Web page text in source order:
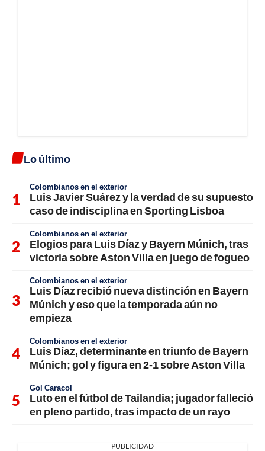
Lo último
Colombianos en el exterior
Luis Javier Suárez y la verdad de su supuesto
caso de indisciplina en Sporting Lisboa
Colombianos en el exterior
Elogios para Luis Díaz y Bayern Múnich, tras
victoria sobre Aston Villa en juego de fogueo
Colombianos en el exterior
Luis Díaz recibió nueva distinción en Bayern
Múnich y eso que la temporada aún no
empieza
Colombianos en el exterior
Luis Díaz, determinante en triunfo de Bayern
Múnich; gol y figura en 2-1 sobre Aston Villa
Gol Caracol
Luto en el fútbol de Tailandia; jugador falleció
en pleno partido, tras impacto de un rayo
PUBLICIDAD